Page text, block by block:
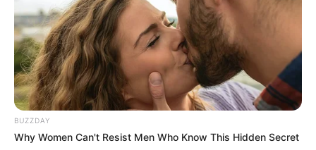
BUZZDAY
Why Women Can't Resist Men Who Know This Hidden Secret